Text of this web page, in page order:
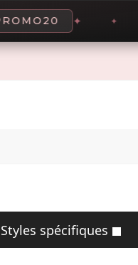
✦ ✦
Styles spécifiques